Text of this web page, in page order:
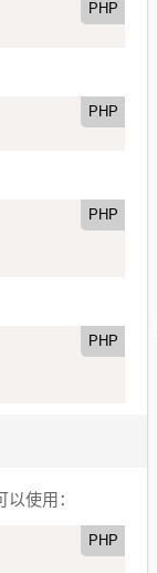
PHP
PHP
PHP
PHP
使用：
PHP